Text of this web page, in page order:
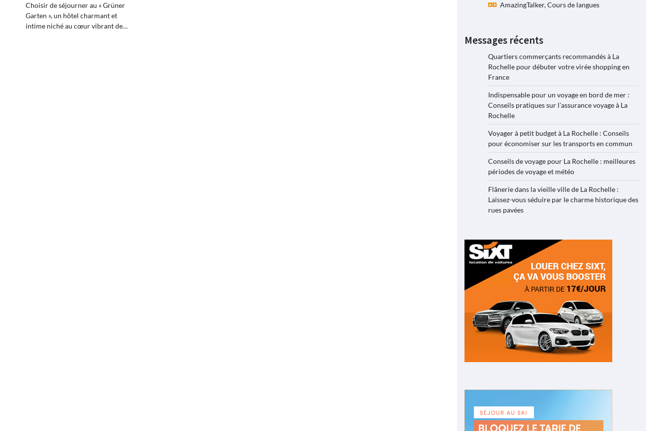
Choisir de séjourner au « Grüner
Garten », un hôtel charmant et
intime niché au cœur vibrant de…
AmazingTalker, Cours de langues
Messages récents
Quartiers commerçants recommandés à La
Rochelle pour débuter votre virée shopping en
France
Indispensable pour un voyage en bord de mer :
Conseils pratiques sur l’assurance voyage à La
Rochelle
Voyager à petit budget à La Rochelle : Conseils
pour économiser sur les transports en commun
Conseils de voyage pour La Rochelle : meilleures
périodes de voyage et météo
Flânerie dans la vieille ville de La Rochelle :
Laissez-vous séduire par le charme historique des
rues pavées